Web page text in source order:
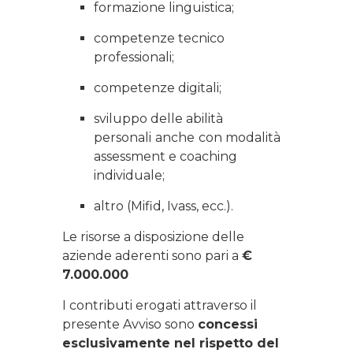
formazione linguistica;
competenze tecnico
professionali;
competenze digitali;
sviluppo delle abilità
personali anche con modalità
assessment e coaching
individuale;
altro (Mifid, Ivass, ecc.).
Le risorse a disposizione delle
aziende aderenti sono pari a €
7.000.000
I contributi erogati attraverso il
presente Avviso sono concessi
esclusivamente nel rispetto del